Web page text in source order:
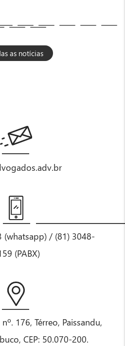
as notícias
(whatsapp) / (81) 3048-
(PABX)
176, Térreo, Paissandu,
CEP: 50.070-200.